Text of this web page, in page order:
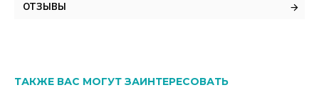
ОТЗЫВЫ
ТАКЖЕ ВАС МОГУТ ЗАИНТЕРЕСОВАТЬ